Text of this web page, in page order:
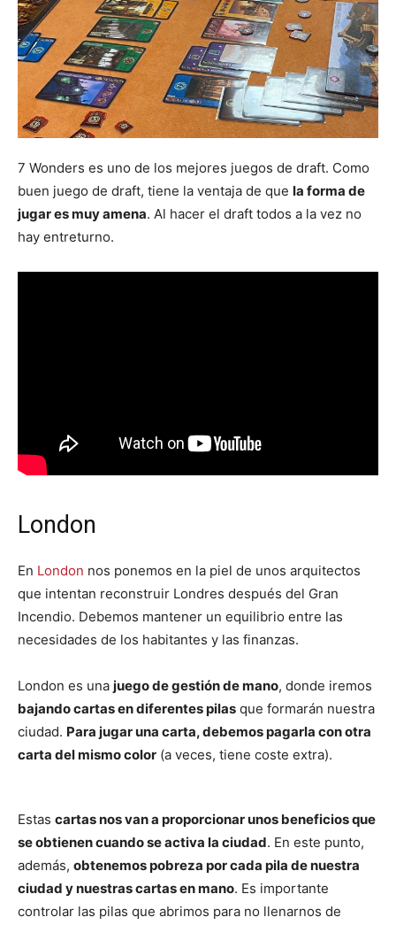
7 Wonders es uno de los mejores juegos de draft. Como
buen juego de draft, tiene la ventaja de que la forma de
jugar es muy amena. Al hacer el draft todos a la vez no
hay entreturno.
London
En London nos ponemos en la piel de unos arquitectos
que intentan reconstruir Londres después del Gran
Incendio. Debemos mantener un equilibrio entre las
necesidades de los habitantes y las finanzas.
London es una juego de gestión de mano, donde iremos
bajando cartas en diferentes pilas que formarán nuestra
ciudad. Para jugar una carta, debemos pagarla con otra
carta del mismo color (a veces, tiene coste extra).
Estas cartas nos van a proporcionar unos beneficios que
se obtienen cuando se activa la ciudad. En este punto,
además, obtenemos pobreza por cada pila de nuestra
ciudad y nuestras cartas en mano. Es importante
controlar las pilas que abrimos para no llenarnos de